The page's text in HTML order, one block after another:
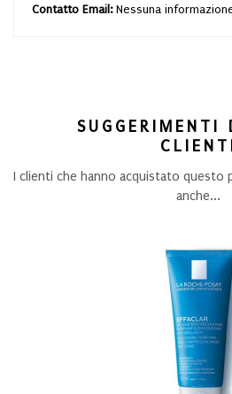
Contatto Email: Nessuna
SUGGERIMENTI
CLIENTI
I clienti che hanno acquistato
anche...